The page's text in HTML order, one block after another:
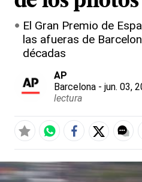
El Gran Premio de
las afueras de
décadas
AP
Barcelona - jun. 03,
lectura